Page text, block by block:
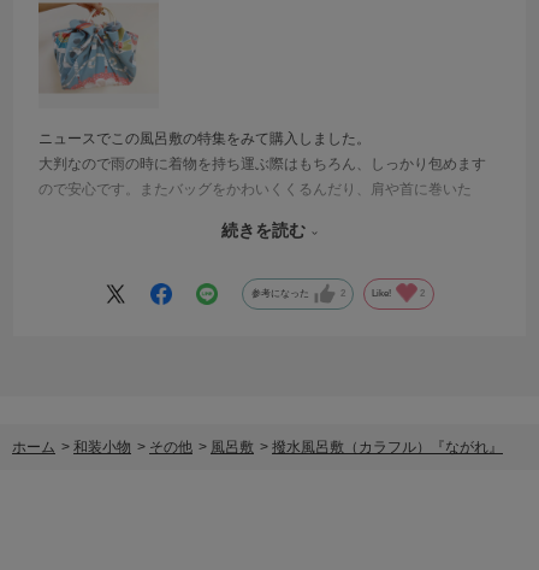
ニュースでこの風呂敷の特集をみて購入しました。
大判なので雨の時に着物を持ち運ぶ際はもちろん、しっかり包めます
ので安心です。またバッグをかわいくくるんだり、肩や首に巻いた
の中に1枚入れとくといざというとき使えますのでとってもおススメで
続きを読む
参考になった 2 Like! 2
ホーム > 和装小物 > その他 > 風呂敷 > 撥水風呂敷（カラフル）『ながれ』